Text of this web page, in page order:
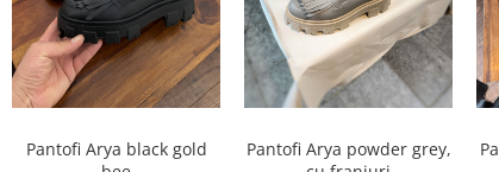
Pantofi Arya black gold
Pantofi Arya powder grey,